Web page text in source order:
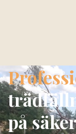
på